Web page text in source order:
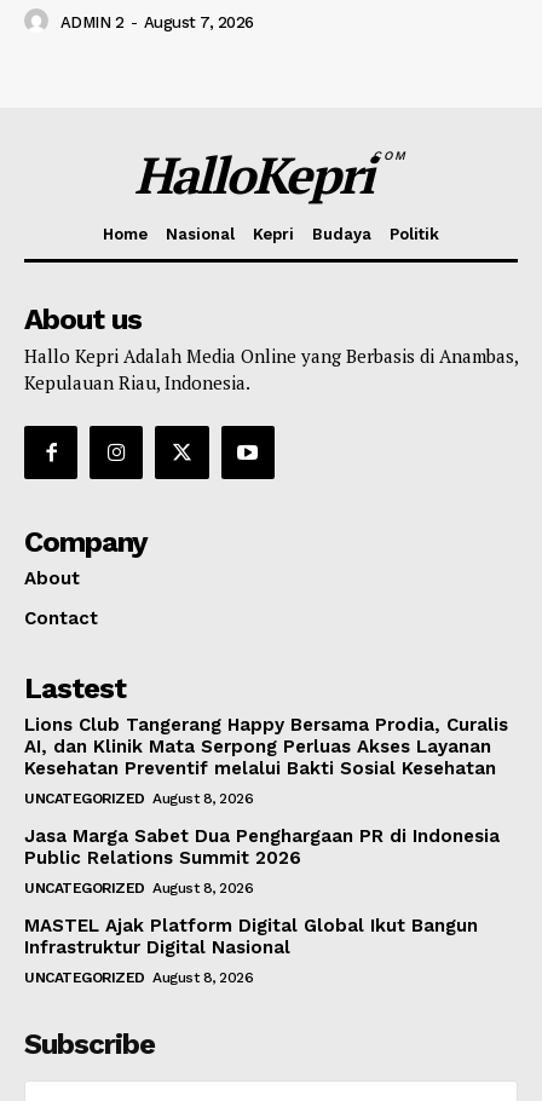
ADMIN 2 - August 7, 2026
HalloKepriCOM
Home Nasional Kepri Budaya Politik
About us
Hallo Kepri Adalah Media Online yang Berbasis di Anambas,
Kepulauan Riau, Indonesia.
Company
About
Contact
Lastest
Lions Club Tangerang Happy Bersama Prodia, Curalis
AI, dan Klinik Mata Serpong Perluas Akses Layanan
Kesehatan Preventif melalui Bakti Sosial Kesehatan
UNCATEGORIZED August 8, 2026
Jasa Marga Sabet Dua Penghargaan PR di Indonesia
Public Relations Summit 2026
UNCATEGORIZED August 8, 2026
MASTEL Ajak Platform Digital Global Ikut Bangun
Infrastruktur Digital Nasional
UNCATEGORIZED August 8, 2026
Subscribe